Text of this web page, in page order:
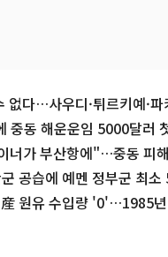
없다…사우디·튀르키예·
중동 해운운임 5000달러
너가 부산항에"…중동 피
공습에 예멘 정부군 최소
원유 수입량 '0'…1985년